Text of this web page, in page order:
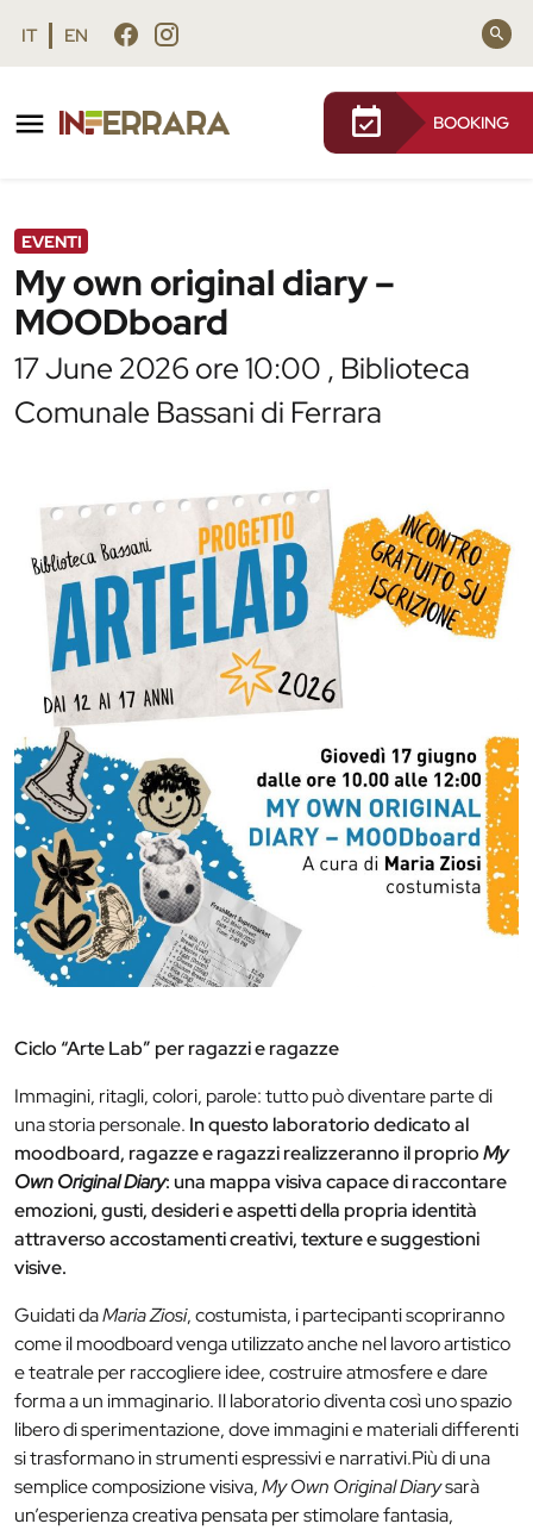
Vai al contenuto principale
Vai al footer
IT EN
BOOKING
My own original diary – MOODboard
EVENTI
My own original diary –
MOODboard
17 June 2026 ore 10:00 , Biblioteca
Comunale Bassani di Ferrara
Ciclo “Arte Lab” per ragazzi e ragazze
Immagini, ritagli, colori, parole: tutto può diventare parte di
una storia personale. In questo laboratorio dedicato al
moodboard, ragazze e ragazzi realizzeranno il proprioMy
Own Original Diary: una mappa visiva capace di raccontare
emozioni, gusti, desideri e aspetti della propria identità
attraverso accostamenti creativi, texture e suggestioni
visive.
Guidati daMaria Ziosi, costumista, i partecipanti scopriranno
come il moodboard venga utilizzato anche nel lavoro artistico
e teatrale per raccogliere idee, costruire atmosfere e dare
forma a un immaginario. Il laboratorio diventa così uno spazio
libero di sperimentazione, dove immagini e materiali differenti
si trasformano in strumenti espressivi e narrativi.Più di una
semplice composizione visiva,My Own Original Diarysarà
un’esperienza creativa pensata per stimolare fantasia,